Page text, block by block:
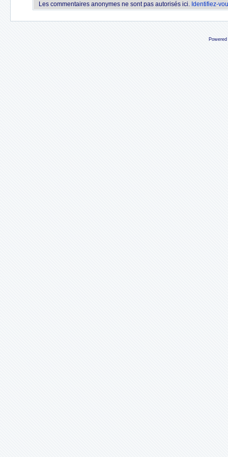
Les commentaires anonymes ne sont pas autorisés ici. Identifiez-